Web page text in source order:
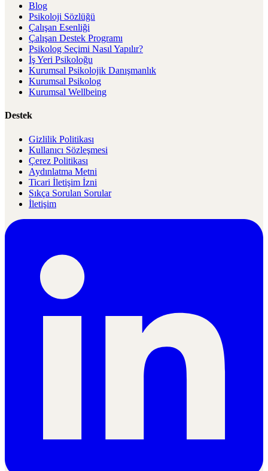
Blog
Psikoloji Sözlüğü
Çalışan Esenliği
Çalışan Destek Programı
Psikolog Seçimi Nasıl Yapılır?
İş Yeri Psikoloğu
Kurumsal Psikolojik Danışmanlık
Kurumsal Psikolog
Kurumsal Wellbeing
Destek
Gizlilik Politikası
Kullanıcı Sözleşmesi
Çerez Politikası
Aydınlatma Metni
Ticari İletişim İzni
Sıkça Sorulan Sorular
İletişim